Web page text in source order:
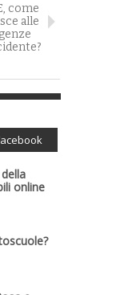
come
alle
online